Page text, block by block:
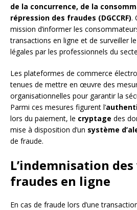
de la concurrence, de la
répression des fraudes (DGCCRF).
mission d’informer les
transactions en ligne et de surveiller
légales par les professionnels du
Les plateformes de commerce
tenues de mettre en œuvre des
organisationnelles pour garantir la
Parmi ces mesures figurent l’
lors du paiement, le cryptage des
mise à disposition d’un système
de fraude.
L’indemnisation
fraudes en ligne
En cas de fraude lors d’une